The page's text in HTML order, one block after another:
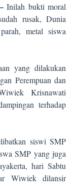
Inilah bukti moral
rusak, Dunia
metal siswa
yang dilakukan
Perempuan dan
Krisnawati
terhadap
siswi SMP
SMP yang juga
hari Sabtu
Wiwiek dilansir